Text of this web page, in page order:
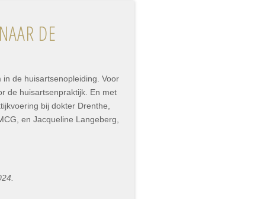
DE
de huisartsenopleiding. Voor
de huisartsenpraktijk. En met
bij dokter Drenthe,
en Jacqueline Langeberg,